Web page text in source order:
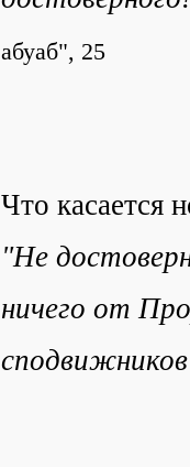
абуаб", 25
Что касается
"Не
ничего от